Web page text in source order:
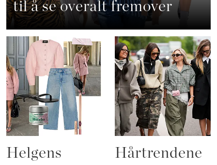
til å se overalt fremover
Helgens
Hårtrendene